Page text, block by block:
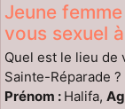
Jeune
vous sexuel
Quel est le lieu
Sainte-Réparade ?
Prénom : Halifa,